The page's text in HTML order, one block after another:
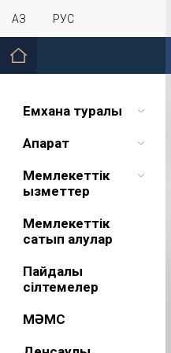
ҚАЗ РУС
Емхана туралы
Ақпарат
Мемлекеттік
қызметтер
Мемлекеттік
сатып алулар
Пайдалы
сілтемелер
МӘМС